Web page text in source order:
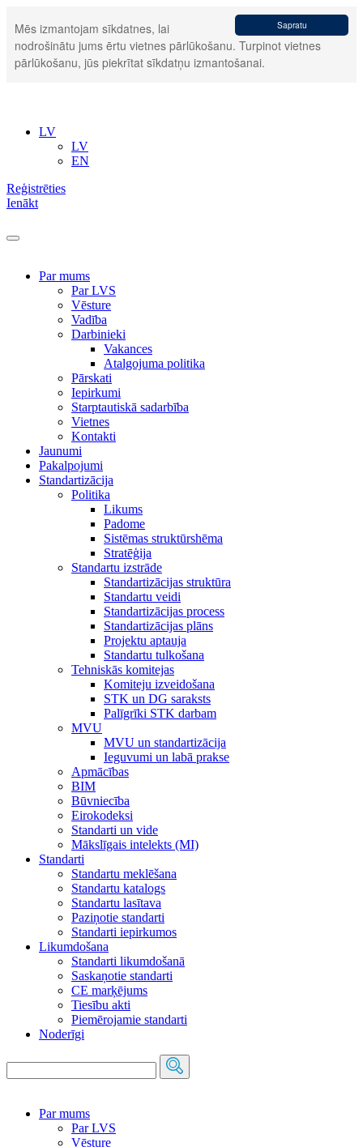
Sapratu
Mēs izmantojam sīkdatnes, lai
nodrošinātu jums ērtu vietnes pārlūkošanu. Turpinot vietnes
pārlūkošanu, jūs piekrītat sīkdatņu izmantošanai.
LV
LV
EN
Reģistrēties
Ienākt
Par mums
Par LVS
Vēsture
Vadība
Darbinieki
Vakances
Atalgojuma politika
Pārskati
Iepirkumi
Starptautiskā sadarbība
Vietnes
Kontakti
Jaunumi
Pakalpojumi
Standartizācija
Politika
Likums
Padome
Sistēmas struktūrshēma
Stratēģija
Standartu izstrāde
Standartizācijas struktūra
Standartu veidi
Standartizācijas process
Standartizācijas plāns
Projektu aptauja
Standartu tulkošana
Tehniskās komitejas
Komiteju izveidošana
STK un DG saraksts
Palīgrīki STK darbam
MVU
MVU un standartizācija
Ieguvumi un labā prakse
Apmācības
BIM
Būvniecība
Eirokodeksi
Standarti un vide
Mākslīgais intelekts (MI)
Standarti
Standartu meklēšana
Standartu katalogs
Standartu lasītava
Paziņotie standarti
Standarti iepirkumos
Likumdošana
Standarti likumdošanā
Saskaņotie standarti
CE marķējums
Tiesību akti
Piemērojamie standarti
Noderīgi
Par mums
Par LVS
Vēsture